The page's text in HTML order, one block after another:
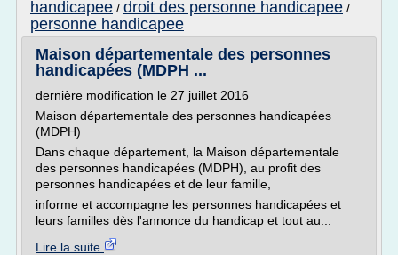
handicapee / droit des personne handicapee /
personne handicapee
Maison départementale des personnes
handicapées (MDPH ...
dernière modification le 27 juillet 2016
Maison départementale des personnes handicapées
(MDPH)
Dans chaque département, la Maison départementale
des personnes handicapées (MDPH), au profit des
personnes handicapées et de leur famille,
informe et accompagne les personnes handicapées et
leurs familles dès l'annonce du handicap et tout au...
Lire la suite